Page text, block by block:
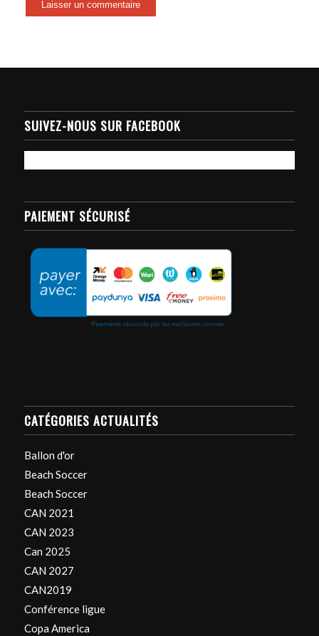
SUIVEZ-NOUS SUR FACEBOOK
PAIEMENT SÉCURISÉ
CATÉGORIES ACTUALITÉS
Ballon d'or
Beach Soccer
Beach Soccer
CAN 2021
CAN 2023
Can 2025
CAN 2027
CAN2019
Conférence ligue
Copa America